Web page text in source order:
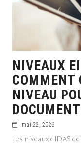
NIVEAUX
COMMENT
NIVEAU
mai 22, 2026
Les niveaux eIDAS